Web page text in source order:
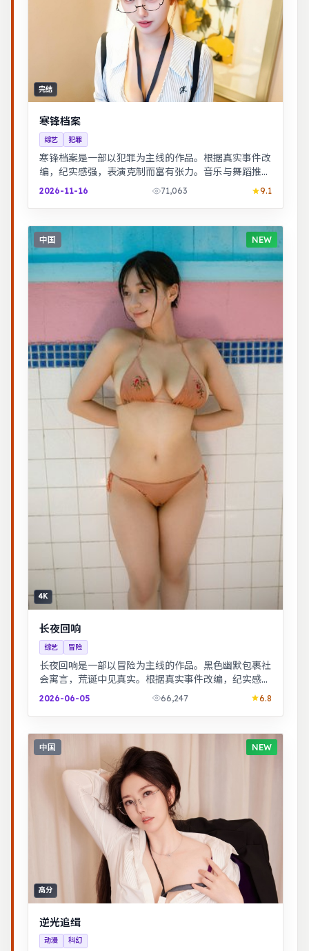
完结
寒锋档案
综艺 犯罪
寒锋档案是一部以犯罪为主线的作品。根据真实事件改
编，纪实感强，表演克制而富有张力。音乐与舞蹈推动
剧情，舞台感强，视听体验突出。
2026-11-16 71,063 9.1
中国 NEW
4K
长夜回响
综艺 冒险
长夜回响是一部以冒险为主线的作品。黑色幽默包裹社
会寓言，荒诞中见真实。根据真实事件改编，纪实感
强，表演克制而富有张力。
2026-06-05 66,247 6.8
中国 NEW
高分
逆光追缉
动漫 科幻